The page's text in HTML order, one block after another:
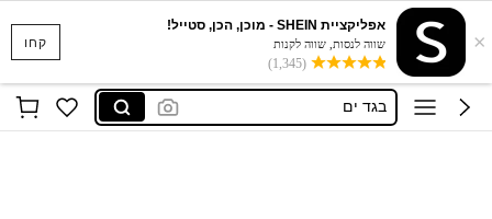
קחו ×
אפליקציית SHEIN - מוכן, הכן, סטייל!
שווה לנסות, שווה לקנות
(1,345)
anewsta שמלות
חצאיות